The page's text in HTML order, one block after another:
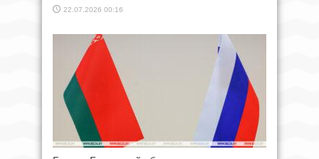
22.07.2026 00:16